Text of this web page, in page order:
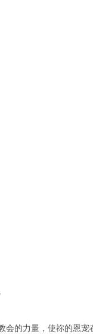
会的力量，使祢的恩